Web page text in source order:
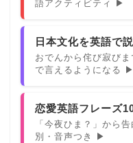
語アクティビティ ▶
日本文化を英語で
おでんから侘び寂び
で言えるようになる ▶
恋愛英語フレーズ
「今夜ひま？」から
別・音声つき ▶